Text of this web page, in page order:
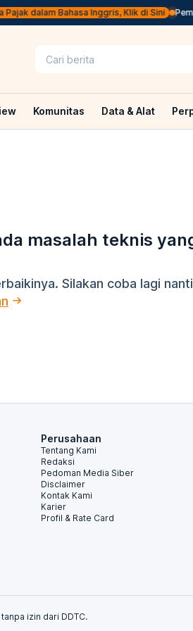
dalam Bahasa Inggris, Klik di Sini
Komunitas Data & Alat
masalah teknis
Silakan coba lagi
Perusahaan
Tentang Kami
Redaksi
Pedoman Media Siber
Disclaimer
Kontak Kami
Karier
Profil & Rate Card
izin dari DDTC.